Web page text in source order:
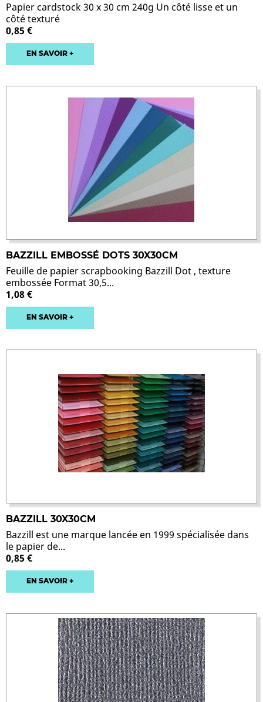
Papier cardstock 30 x 30 cm 240g Un côté lisse et un
côté texturé
0,85 €
EN SAVOIR +
BAZZILL EMBOSSÉ DOTS 30X30CM
Feuille de papier scrapbooking Bazzill Dot , texture
embossée Format 30,5...
1,08 €
EN SAVOIR +
BAZZILL 30X30CM
Bazzill est une marque lancée en 1999 spécialisée dans
le papier de...
0,85 €
EN SAVOIR +